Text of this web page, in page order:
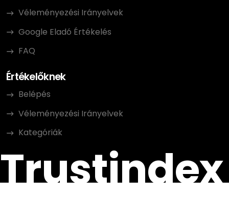
Véleményezési Irányelvek
Google Eladó Értékelés
FAQ
Értékelőknek
Belépés
Véleményezési Irányelvek
Kategóriák
Trustindex